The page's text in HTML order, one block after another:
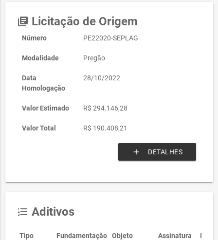
library_books Licitação de Origem
Número PE22020-SEPLAG
Modalidade Pregão
Data
Homologação
28/10/2022
Valor Estimado R$ 294.146,28
Valor Total R$ 190.408,21
add DETALHES
format_list_numbered Aditivos
Tipo Fundamentação Objeto Assinatura Início